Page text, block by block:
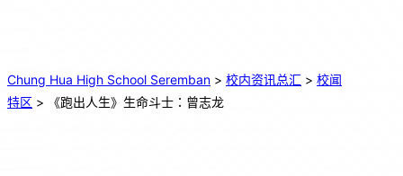
Chung Hua High School Seremban > 校内资讯总汇 > 校闻
特区 > 《跑出人生》生命斗士：曾志龙